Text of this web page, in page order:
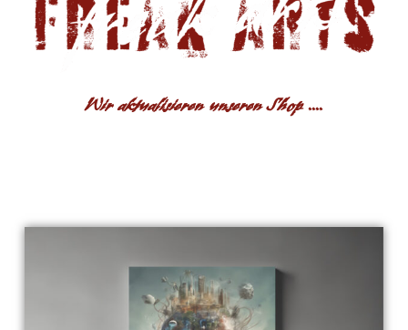
Wir aktualisieren unseren Shop ....